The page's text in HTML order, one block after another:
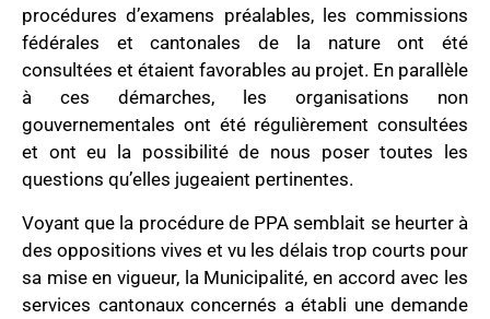
procédures d’examens préalables, les commissions
fédérales et cantonales de la nature ont été
consultées et étaient favorables au projet. En parallèle
à ces démarches, les organisations non
gouvernementales ont été régulièrement consultées
et ont eu la possibilité de nous poser toutes les
questions qu’elles jugeaient pertinentes.
Voyant que la procédure de PPA semblait se heurter à
des oppositions vives et vu les délais trop courts pour
sa mise en vigueur, la Municipalité, en accord avec les
services cantonaux concernés a établi une demande